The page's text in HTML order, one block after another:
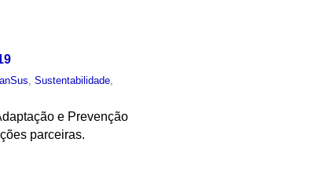
,Sustentabilidade,
e Prevenção
parceiras.